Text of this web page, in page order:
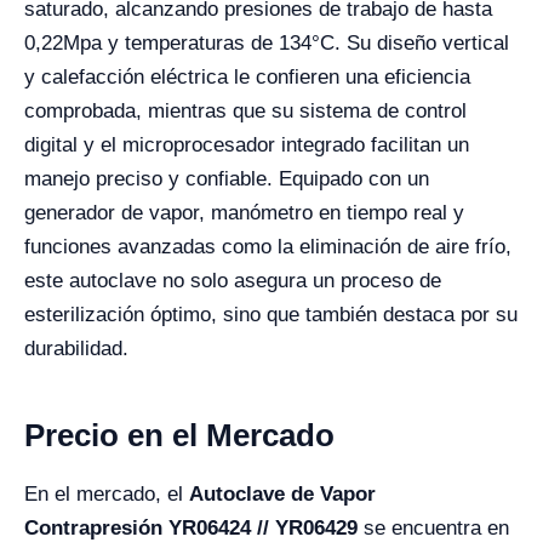
saturado, alcanzando presiones de trabajo de hasta
0,22Mpa y temperaturas de 134°C. Su diseño vertical
y calefacción eléctrica le confieren una eficiencia
comprobada, mientras que su sistema de control
digital y el microprocesador integrado facilitan un
manejo preciso y confiable. Equipado con un
generador de vapor, manómetro en tiempo real y
funciones avanzadas como la eliminación de aire frío,
este autoclave no solo asegura un proceso de
esterilización óptimo, sino que también destaca por su
durabilidad.
Precio en el Mercado
En el mercado, el Autoclave de Vapor
Contrapresión YR06424 // YR06429 se encuentra en